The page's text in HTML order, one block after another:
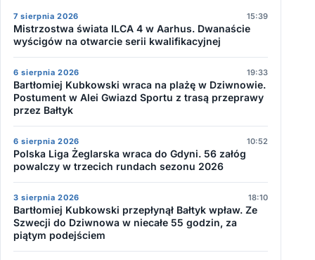
7 sierpnia 2026 15:39
Mistrzostwa świata ILCA 4 w Aarhus. Dwanaście
wyścigów na otwarcie serii kwalifikacyjnej
6 sierpnia 2026 19:33
Bartłomiej Kubkowski wraca na plażę w Dziwnowie.
Postument w Alei Gwiazd Sportu z trasą przeprawy
przez Bałtyk
6 sierpnia 2026 10:52
Polska Liga Żeglarska wraca do Gdyni. 56 załóg
powalczy w trzecich rundach sezonu 2026
3 sierpnia 2026 18:10
Bartłomiej Kubkowski przepłynął Bałtyk wpław. Ze
Szwecji do Dziwnowa w niecałe 55 godzin, za
piątym podejściem